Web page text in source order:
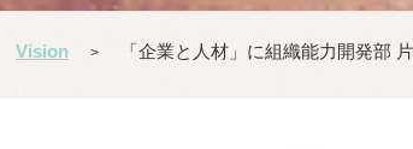
Vision > 「企業と人材」に組織能力開発部